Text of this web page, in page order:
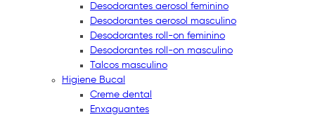
Desodorantes aerosol feminino
Desodorantes aerosol masculino
Desodorantes roll-on feminino
Desodorantes roll-on masculino
Talcos masculino
Higiene Bucal
Creme dental
Enxaguantes